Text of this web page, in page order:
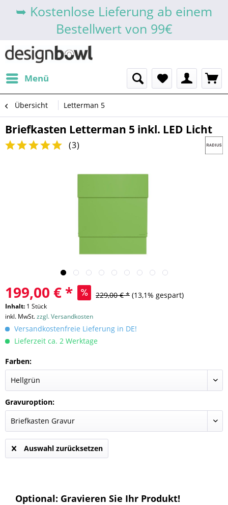
➥ Kostenlose Lieferung ab einem
Bestellwert von 99€
Menü
Übersicht Letterman 5
Briefkasten Letterman 5 inkl. LED Licht
(3)
199,00 € * 229,00 € * (13,1% gespart)
Inhalt: 1 Stück
inkl. MwSt.zzgl. Versandkosten
Versandkostenfreie Lieferung in DE!
Lieferzeit ca. 2 Werktage
Farben:
Gravuroption:
Auswahl zurücksetzen
Optional: Gravieren Sie Ihr Produkt!